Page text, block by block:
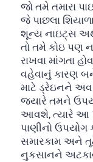
જો તમે તમારા
જે પાછલા
શૂન્ય નાઇટ્સ
તો તમે કોઇ પણ
રાખવા માંગતા
વહેવાનું કારણ
માટે ડ્રેઇનને
જ્યારે તમને
આવશે, ત્યારે આ
પાણીનો
સમારકામ અને
નુકસાનને